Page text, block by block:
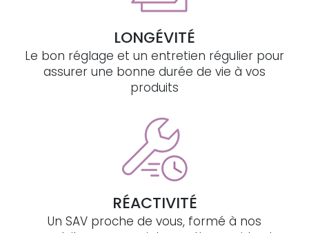
LONGÉVITÉ
Le bon réglage et un entretien régulier pour
assurer une bonne durée de vie à vos
produits
RÉACTIVITÉ
Un SAV proche de vous, formé à nos